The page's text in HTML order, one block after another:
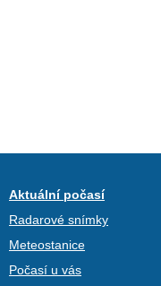
Aktuální počasí
Radarové snímky
Meteostanice
Počasí u vás